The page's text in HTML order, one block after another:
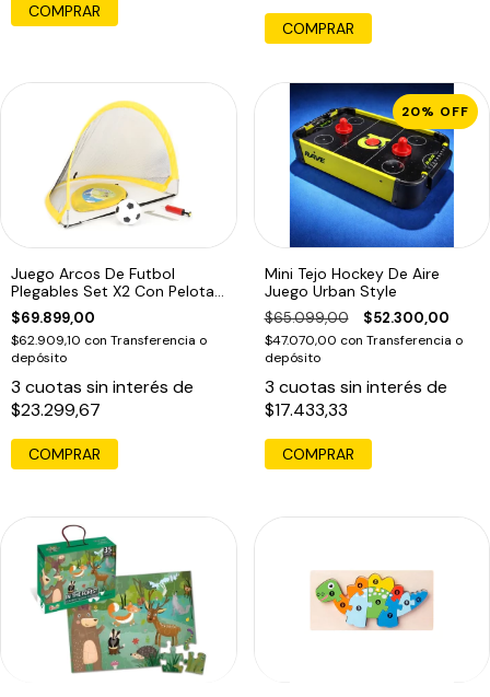
COMPRAR
COMPRAR
Juego Arcos De Futbol
Plegables Set X2 Con Pelota
120x86cm
$69.899,00
$62.909,10 con Transferencia o
depósito
3 cuotas sin interés de
$23.299,67
COMPRAR
20% OFF
Mini Tejo Hockey De Aire
Juego Urban Style
$65.099,00 $52.300,00
$47.070,00 con Transferencia o
depósito
3 cuotas sin interés de
$17.433,33